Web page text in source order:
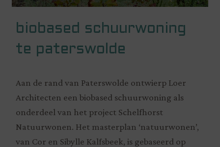
biobased schuurwoning
te paterswolde
Aan de rand van Paterswolde ontwierp Loer
Architecten een biobased schuurwoning als
onderdeel van het project Schelfhorst
Natuurwonen. Het masterplan ‘natuurwonen’,
van Cor en Sibylle Kalfsbeek, is gebaseerd op